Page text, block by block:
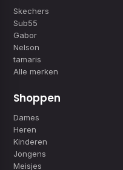
Skechers
Sub55
Gabor
Nelson
tamaris
Alle merken
Shoppen
Dames
Heren
Kinderen
Jongens
Meisjes